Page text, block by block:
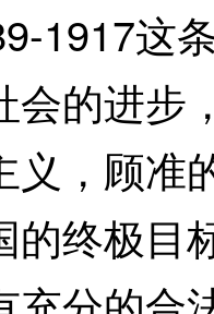
这条
会的进步
义，顾准
终极目